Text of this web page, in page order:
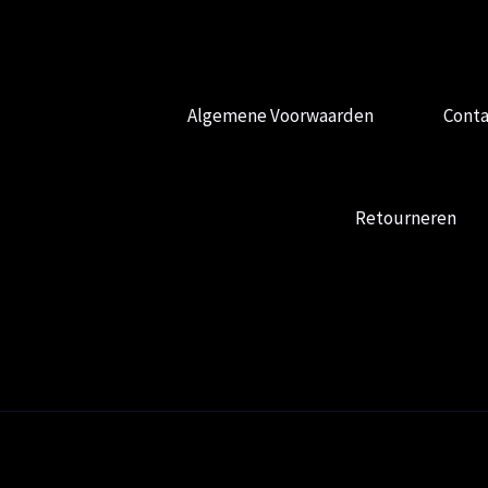
Algemene Voorwaarden
Retourneren